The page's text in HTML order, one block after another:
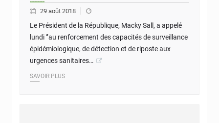
29 août 2018
Le Président de la République, Macky Sall, a appelé
lundi ‘’au renforcement des capacités de surveillance
épidémiologique, de détection et de riposte aux
urgences sanitaires…
SAVOIR PLUS